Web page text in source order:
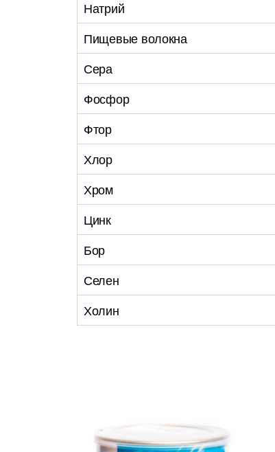
Натрий
Пищевые волокна
Сера
Фосфор
Фтор
Хлор
Хром
Цинк
Бор
Селен
Холин